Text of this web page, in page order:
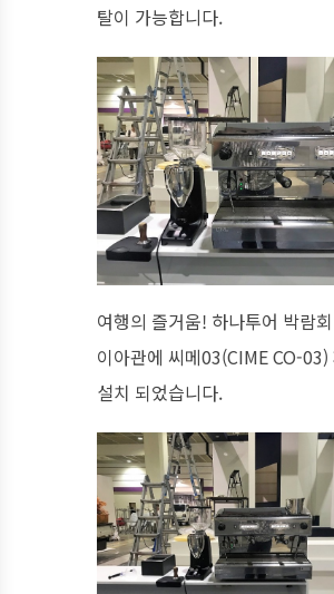
탈이 가능합니다.
여행의 즐거움! 하나투어 박람
이아관에 씨메03(CIME CO-
설치 되었습니다.